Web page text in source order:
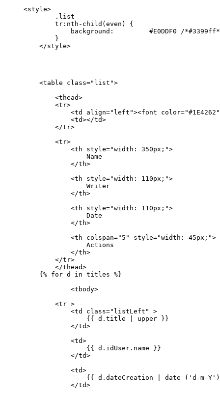
<style>
        .list
        tr:nth-child(even) {
            background: 	#E0DDF0 /*#3399ff*/;
        }
    </style>
    <table class="list">
        <thead>
        <tr>
<td align="left"><font
            <td></td>
        </tr>
        <tr>
            <th style="width: 350px;">
                Name
            </th>
            <th style="width: 110px;">
                Writer
            </th>
            <th style="width: 110px;">
                Date
            </th>
            <th colspan="5" style="width: 45px;">
                Actions
            </th>
        </tr>
        </thead>
    {% for d in titles %}
            <tbody>
        <tr >
            <td class="listLeft" >
                {{ d.title | upper }}
            </td>
            <td>
                {{ d.idUser.name }}
            </td>
            <td>
{{ d.dateCreation | date ('d-m-
            </td>